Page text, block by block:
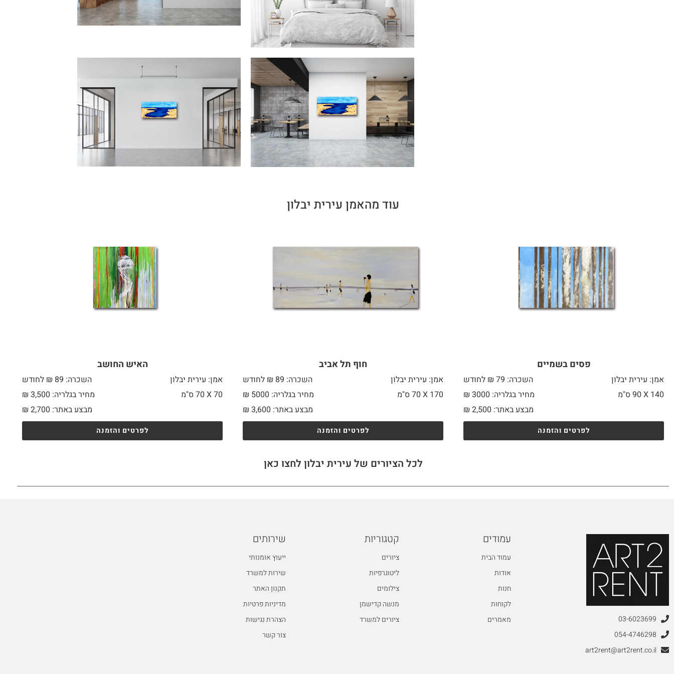
עוד מהאמן עירית יבלון
פסים בשמיים
אמן: עירית יבלון
השכרה: 79 ₪ לחודש
140 X
מחיר בגלריה: 3000 ₪
מבצע באתר:
₪ 2,500
לפרטים והזמנה
חוף תל אביב
אמן: עירית יבלון
השכרה: 89 ₪ לחודש
170 X
מחיר בגלריה: 5000 ₪
מבצע באתר:
₪ 3,600
לפרטים והזמנה
האיש החושב
אמן: עירית יבלון
השכרה: 89 ₪ לחודש
70 X
מחיר בגלריה: 3,500 ₪
מבצע באתר:
₪ 2,700
לפרטים והזמנה
לכל הציורים של עירית יבלון לחצו כאן
03-6023699
054-4746298
art2rent@art2rent.co.il
עמודים
עמוד הבית
אודות
חנות
לקוחות
מאמרים
קטגוריות
ציורים
ליטוגרפיות
צילומים
מנשה קדישמן
ציורים למשרד
שירותים
ייעוץ אומנותי
שירות למשרד
תקנון האתר
מדיניות פרטיות
הצהרת נגישות
צור קשר